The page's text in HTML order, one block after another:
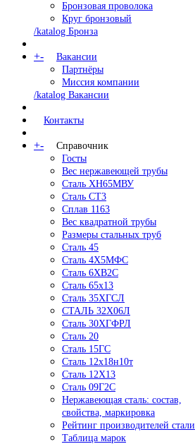
Бронзовая проволока
Круг бронзовый
/katalog Бронза
+-
Вакансии
Партнёры
Миссия компании
/katalog Вакансии
Контакты
+-
Справочник
Госты
Вес нержавеющей трубы
Сталь ХН65МВУ
Сталь СТ3
Сплав 1163
Вес квадратной трубы
Размеры стальных труб
Сталь 45
Сталь 4Х5МФС
Сталь 6ХВ2С
Сталь 65х13
Сталь 35ХГСЛ
СТАЛЬ 32Х06Л
Сталь 30ХГФРЛ
Сталь 20
Сталь 15ГС
Сталь 12х18н10т
Сталь 12Х13
Сталь 09Г2С
Нержавеющая сталь: состав,
свойства, маркировка
Рейтинг производителей стали
Таблица марок